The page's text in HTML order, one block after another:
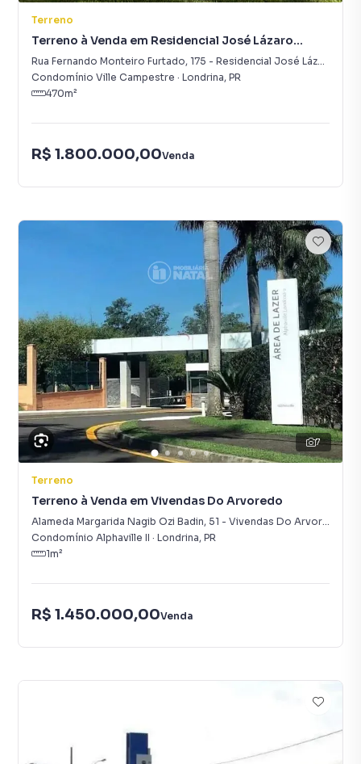
Terreno
Terreno à Venda em Residencial José Lázaro
Gouvea
Rua Fernando Monteiro Furtado, 175 - Residencial José Lázaro Gouvea
Condomínio Ville Campestre · Londrina, PR
470m²
R$ 1.800.000,00Venda
7
Terreno
Terreno à Venda em Vivendas Do Arvoredo
Alameda Margarida Nagib Ozi Badin, 51 - Vivendas Do Arvoredo
Condomínio Alphaville II · Londrina, PR
1m²
R$ 1.450.000,00Venda